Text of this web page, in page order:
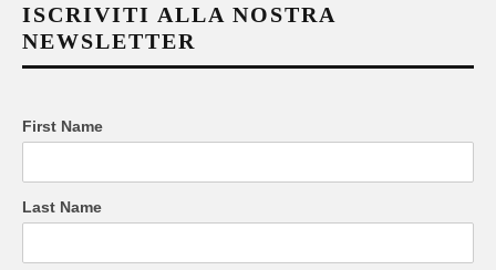
ISCRIVITI ALLA NOSTRA
NEWSLETTER
First Name
Last Name